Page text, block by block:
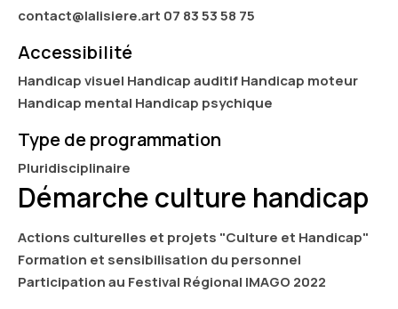
contact@lalisiere.art 07 83 53 58 75
Accessibilité
Handicap visuel Handicap auditif Handicap moteur
Handicap mental Handicap psychique
Type de programmation
Pluridisciplinaire
Démarche culture handicap
Actions culturelles et projets "Culture et Handicap"
Formation et sensibilisation du personnel
Participation au Festival Régional IMAGO 2022